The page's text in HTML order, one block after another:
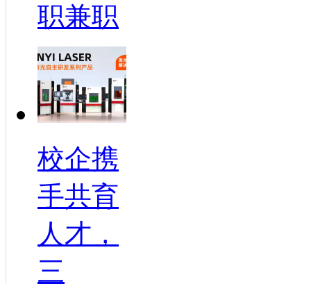
职兼职
校企携
手共育
人才，
三